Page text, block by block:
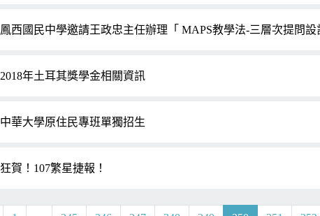
鳳西國民中學邀請王政忠主任辦理「 MAPS教學法-三層次提問
2018年土耳其獎學金相關資訊
中華大學原住民專班單獨招生
狂賀！107繁星捷報！